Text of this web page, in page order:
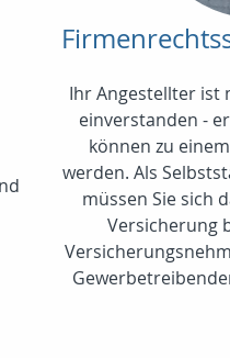
Ihr Angestellter ist
einverstanden -
können zu
werden. Als
müssen Sie sich
Versicherung